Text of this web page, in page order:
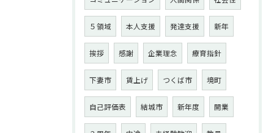
５領域 本人支援 発達支援 新年
挨拶 感謝 企業理念 療育指針
下妻市 賃上げ つくば市 境町
自己評価表 結城市 新年度 開業